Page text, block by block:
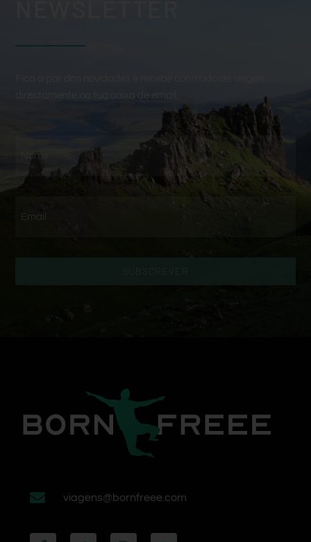
directamente na tua caixa de email.
SUBSCREVER
viagens@bornfreee.com